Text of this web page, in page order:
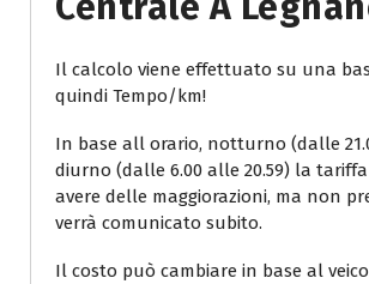
Il calcolo viene effettuato su una
quindi Tempo/km!
In base all orario, notturno (dalle
diurno (dalle 6.00 alle 20.59) la
avere delle maggiorazioni, ma non
verrà comunicato subito.
Il costo può cambiare in base al